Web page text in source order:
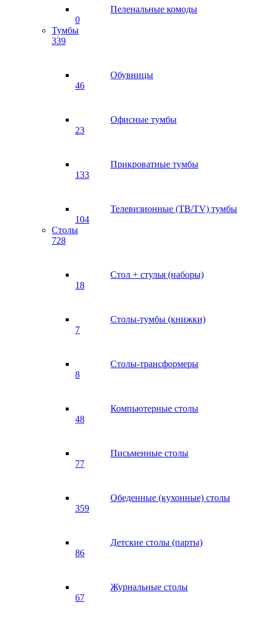
Пеленальные комоды
0
Тумбы
339
Обувницы
46
Офисные тумбы
23
Прикроватные тумбы
133
Телевизионные (ТВ/TV) тумбы
104
Столы
728
Стол + стулья (наборы)
18
Столы-тумбы (книжки)
7
Столы-трансформеры
8
Компьютерные столы
48
Письменные столы
77
Обеденные (кухонные) столы
359
Детские столы (парты)
86
Журнальные столы
67